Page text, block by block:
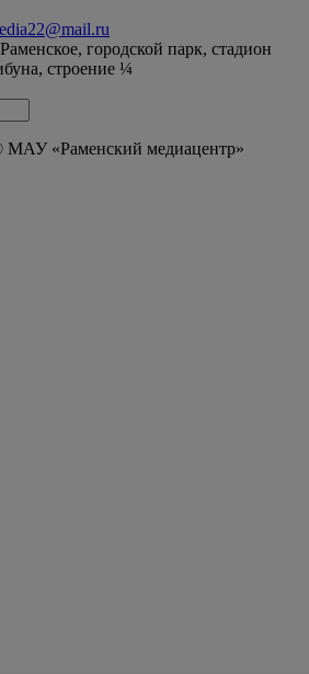
городской парк, стадион
строение ¼
«Раменский медиацентр»